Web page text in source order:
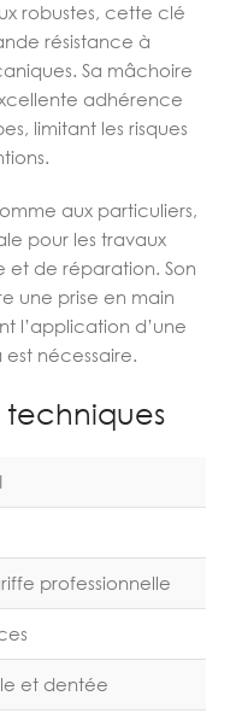
robustes, cette clé
résistance à
Sa mâchoire
adhérence
limitant les risques
aux particuliers,
pour les travaux
et de réparation. Son
une prise en main
l’application d’une
nécessaire.
techniques
professionnelle
et dentée